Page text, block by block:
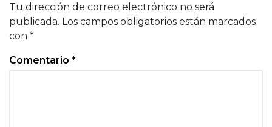
Tu dirección de correo electrónico no será
publicada. Los campos obligatorios están marcados
con *
Comentario *